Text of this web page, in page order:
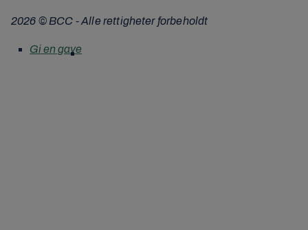
2026 © BCC - Alle rettigheter forbeholdt
Gi en gave